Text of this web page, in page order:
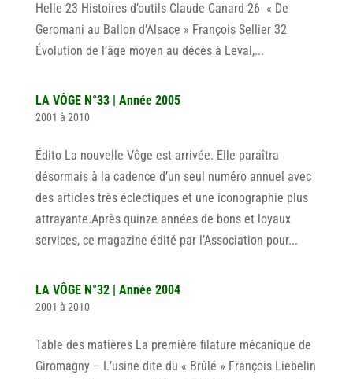
Helle 23 Histoires d’outils Claude Canard 26 « De
Geromani au Ballon d’Alsace » François Sellier 32
Évolution de l’âge moyen au décès à Leval,...
LA VÔGE N°33 | Année 2005
2001 à 2010
Édito La nouvelle Vôge est arrivée. Elle paraîtra
désormais à la cadence d’un seul numéro annuel avec
des articles très éclectiques et une iconographie plus
attrayante.Après quinze années de bons et loyaux
services, ce magazine édité par l’Association pour...
LA VÔGE N°32 | Année 2004
2001 à 2010
Table des matières La première filature mécanique de
Giromagny – L’usine dite du « Brûlé » François Liebelin